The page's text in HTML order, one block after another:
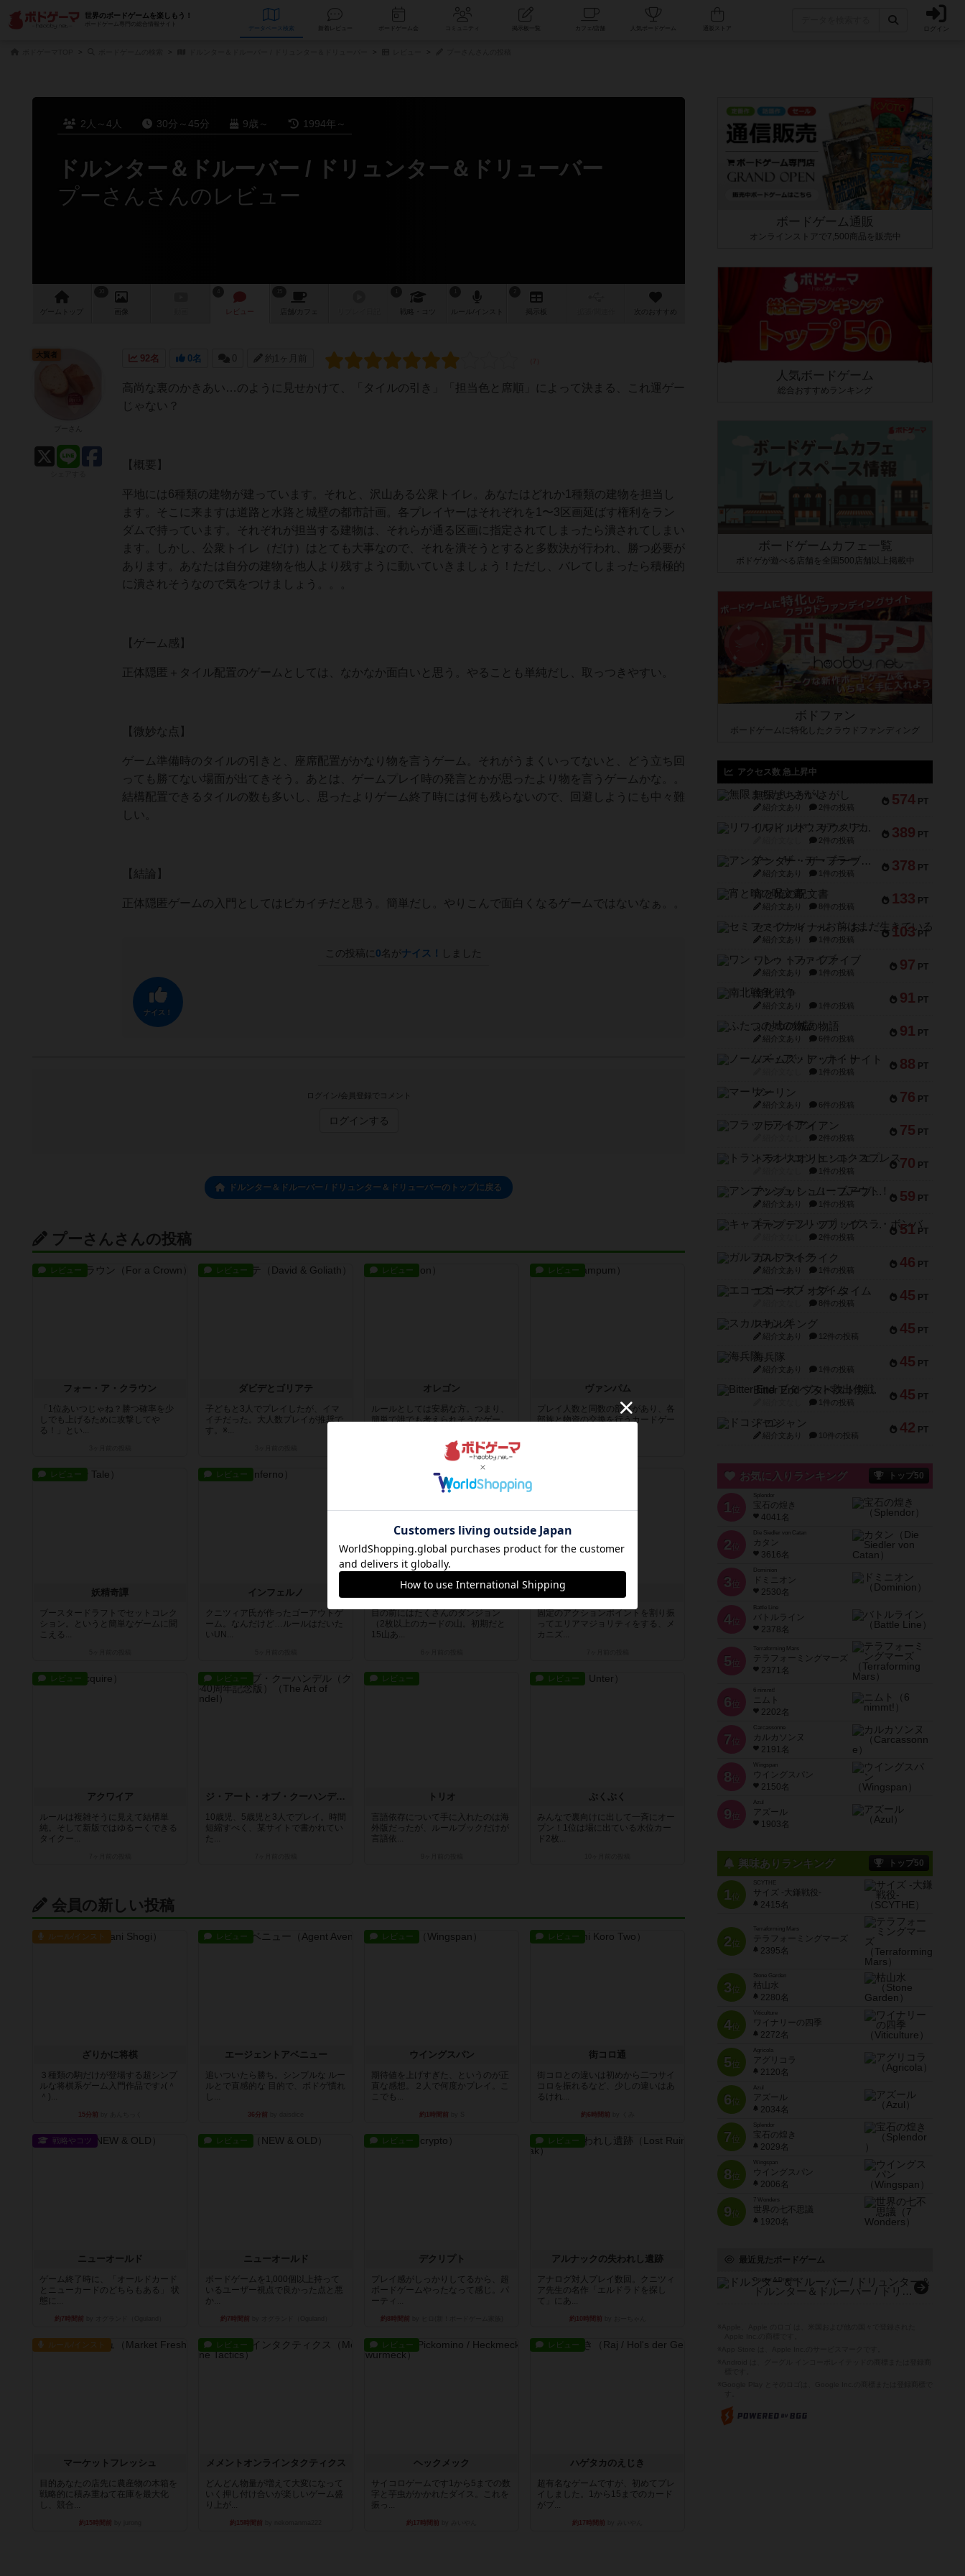
世界のボードゲームを楽しもう！
ボードゲーム専門の総合情報サイト
データベース コミュニティ 人気ボードゲーム ログイン
2人～4人 30分～45分 9歳～ 1994年～
ドルンター＆ドルーバー / ドリュンター＆ドリューバー
プーさんさんのレビュー
ゲーム 画像 レビュー 店舗/ カフェ 戦略 次のおすすめ
92名 0名 0 約1ヶ月前
高尚な裏のかきあい…のように見せかけて、「タイルの引き」「担当色と席順」によって決まる、これ運ゲー
じゃない？
【概要】
平地には6種類の建物が建っています。それと、沢山ある公衆トイレ。あなたはどれか1種類の建物を担当し
ます。そこに来ますは道路と水路と城壁の都市計画。各プレイヤーはそれぞれを1〜3区画延ばす権利をラン
ダムで持っています。それぞれが担当する建物は、それらが通る区画に指定されてしまったら潰されてしまい
ます。しかし、公衆トイレ（だけ）はとても大事なので、それを潰そうとすると多数決が行われ、勝つ必要が
あります。あなたは自分の建物を他人より残すように動いていきましょう！ただし、バレてしまったら積極的
に潰されそうなので気をつけましょう。。。
【ゲーム感】
正体隠匿＋タイル配置のゲームとしては、なかなか面白いと思う。やることも単純だし、取っつきやすい。
【微妙な点】
ゲーム準備時のタイルの引きと、座席配置がかなり物を言うゲーム。それがうまくいってないと、どう立ち回
っても勝てない場面が出てきそう。あとは、ゲームプレイ時の発言とかが思ったより物を言うゲームかな。。
結構配置できるタイルの数も多いし、思ったよりゲーム終了時には何も残らないので、回避しようにも中々難
しい。
【結論】
正体隠匿ゲームの入門としてはピカイチだと思う。簡単だし。やりこんで面白くなるゲームではないなぁ。。
この投稿に 0名がナイス！ しました
ナイス！
大賢者
ログイン/会員登録でコメント
ログインする
ドルンター＆ドルーバー / ドリュンター＆ドリューバーのトップに戻る
プーさんさんの投稿
レビュー
フォー・ア・クラウン
「1位あいつじゃね？勝つ確率を少
しでも上げるために攻撃してや
る！」とい...
レビュー
ダビデとゴリアテ
子どもと3人でプレイしたが、イマ
イチだった。大人数プレイが推奨で
す。※...
レビュー
オレゴン
ルールとしては安易な方。つまり、
簡単で誰でも考えられそうなゲー
の投稿
レビュー
ヴァンパム
プレイ人数と同数の部族があり、各
部族と物資の交換を行うカードゲー
レビュー
妖精奇譚
ブースタードラフトでセットコレク
ション。というと簡単なゲームに聞
こえる...
レビュー
インフェルノ
クニツィア氏が作ったゴーアウトゲ
ーム。なんだけど…ルールはだいた
いUN...
目の前にはたくさんのダンジョン
（2枚以上のカードの山。初期だと
15山あ...
固定のアクションポイントを割り振
ってエリアマジョリティをする、メ
カニズ...
レビュー
アクワイア
ルールは複雑そうに見えて結構単
純。そして新版ではゆるーくできる
タイクー...
レビュー
ジ・アート・オブ・クーハンデル（クーハンデル40周年記念版）
10歳児、5歳児と3人でプレイ。時間
短縮すべく、某サイトで書かれてい
た...
レビュー
トリオ
言語依存について手に入れたのは海
外版だったが、ルールブックだけが
言語依...
レビュー
ぶくぶく
みんなで裏向けに出して一斉にオー
プン！1位は場に出ている水位カー
ド2枚...
会員の新しい投稿
ルール/インスト
ざりかに将棋
３種類の駒だけが登場する超シンプ
ルな将棋系ゲーム入門作品です♪(＾
＾)...
15分前
レビュー
エージェントアベニュー
追いついたら勝ち。シンプルな ルー
ルとで直感的な 目的で、ボドゲ慣れ
し...
36分前
レビュー
ウイングスパン
期待値を上げすぎた、というのが正
直な感想。２人で何度かプレイ。こ
こでも...
約1時間前
レビュー
街コロ通
街コロとの違いは初めから二つサイ
コロを振れるなど、少しの違いはあ
るけれ...
約6時間前
戦略やコツ
ニューオールド
ゲーム終了時に、「オールドカード
とニューカードのどちらもある」 状
態に...
約7時間前
レビュー
ニューオールド
ボードゲームを1,000個以上持って
いるユーザー視点で良かった点と悪
か...
約7時間前
レビュー
デクリプト
プレイ感がしっかりしてるから、超
ボードゲームやったなって感じ。パ
ーティ...
約8時間前
レビュー
アルナックの失われし遺跡
アナログ対人プレイ数回。クニツィ
ア先生の名作「エルドラドを探し
て」にあ...
約10時間前
ルール/インスト
マーケットフレッシュ
目的あなたの店先に農産物の木箱を
戦略的に積み重ねて在庫を最大化
し、競合...
約15時間前
レビュー
メメントオンラインタクティクス
どんどん物量が増えて大変になって
いく押し付け合いが楽しいゲーム盛
り上が...
約15時間前
レビュー
ヘックメック
サイコロゲームです1から5までの数
字と芋虫がかかれたダイス。これを
振っ...
約17時間前
レビュー
ハゲタカのえじき
超有名なゲームですが、初めてプレ
イしました。1から15までのカード
がプ...
約17時間前
ボードゲーム通販
オンラインストアで7,500商品を販売中
人気ボードゲーム
総合おすすめランキング
ボードゲームカフェ一覧
ボドゲが遊べる店舗を全国500店舗以上掲載中
ボドファン
ボードゲームに特化したクラウドファンディング
アクセス数 急上昇中
574 PT
無限まちがいさがし
紹介文あり 2件の投稿
389 PT
リワイルド：サウスアメリカ
2件の投稿
378 PT
アンダー・ザ・テーブラー
紹介文あり 1件の投稿
133 PT
宵と暁の呪文書
紹介文あり 8件の投稿
103 PT
セミファイナル ～お前はまだ生きている～
紹介文あり 1件の投稿
97 PT
ワン・トゥ・ファイブ
紹介文あり 1件の投稿
91 PT
南北戦争
紹介文あり 1件の投稿
91 PT
ふたつの城の物語
紹介文あり 6件の投稿
88 PT
ノームズ・アット・ナイト
1件の投稿
76 PT
マーリン
紹介文あり 6件の投稿
75 PT
フラットアイアン
2件の投稿
70 PT
トランスオリエント・エクスプレス
1件の投稿
59 PT
アンブッシュ！：ムーブアウト！
紹介文あり 1件の投稿
51 PT
キャプテン・フリップ：イスラ・ボンバ
2件の投稿
46 PT
ガルフストライク
紹介文あり 1件の投稿
45 PT
エコーズ・オブ・タイム
8件の投稿
45 PT
スカルキング
紹介文あり 12件の投稿
45 PT
海兵隊
紹介文あり 1件の投稿
45 PT
Bitter End ブタペスト救出作戦
1件の投稿
42 PT
ドコジャン
紹介文あり 10件の投稿
お気に入りランキング トップ50
1 位
宝石の煌き
4041名
2 位
Die Siedler von Catan
カタン
3616名
3 位
ドミニオン
2530名
4位
Battle Line
バトルライン
2378名
5 位
Terraforming Mars
テラフォーミングマーズ
2371名
6 位
ニムト
2202名
7 位
Carcassonne
カルカソンヌ
2191名
8 位
Wingspan
ウイングスパン
2150名
9 位
Azul
アズール
1903名
興味ありランキング トップ50
1位
SCYTHE
サイズ -大鎌戦役-
2415名
2位
Terraforming Mars
テラフォーミングマーズ
2395名
3位
Stone Garden
枯山水
2280名
4位
Viticulture
ワイナリーの四季
2272名
5位
Agricola
アグリコラ
2120名
6位
Azul
アズール
2034名
7位
宝石の煌き
2029名
8位
Wingspan
ウイングスパン
2006名
9位
7 Wonders
世界の七不思議
1920名
最近見たボードゲーム
Drunter & Drueber
ドルンター＆ドルーバー / ドリュンター＆ドリューバー